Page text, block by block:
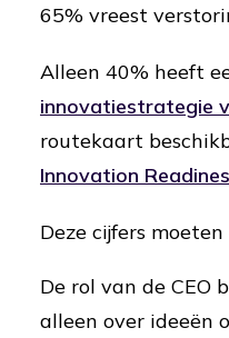
65% vreest
Alleen 40% heeft
innovatiestrategie
routekaart
Innovation
Deze cijfers
De rol van de CEO
alleen over ideeën